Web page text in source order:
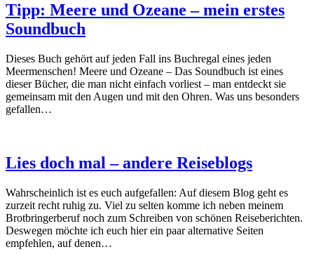
Tipp: Meere und Ozeane – mein erstes
Soundbuch
Dieses Buch gehört auf jeden Fall ins Buchregal eines jeden
Meermenschen! Meere und Ozeane – Das Soundbuch ist eines
dieser Bücher, die man nicht einfach vorliest – man entdeckt sie
gemeinsam mit den Augen und mit den Ohren. Was uns besonders
gefallen…
Lies doch mal – andere Reiseblogs
Wahrscheinlich ist es euch aufgefallen: Auf diesem Blog geht es
zurzeit recht ruhig zu. Viel zu selten komme ich neben meinem
Brotbringerberuf noch zum Schreiben von schönen Reiseberichten.
Deswegen möchte ich euch hier ein paar alternative Seiten
empfehlen, auf denen…